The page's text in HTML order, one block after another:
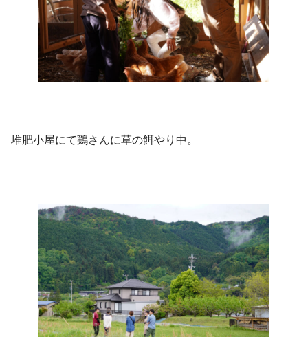
堆肥小屋にて鶏さんに草の餌やり中。